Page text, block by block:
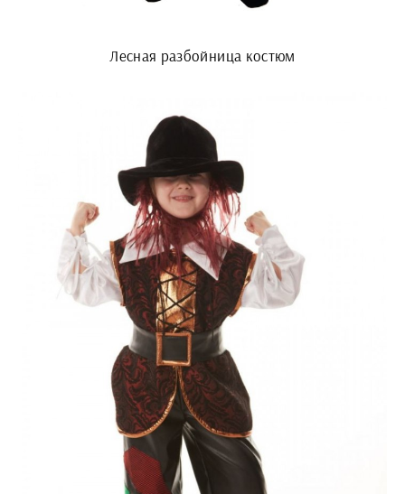
Лесная разбойница костюм